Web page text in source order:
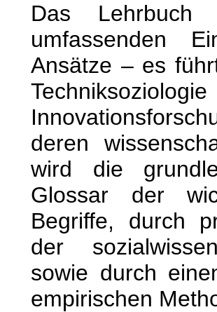
Das
umfassenden
Ansätze – es
deren
wird die
Glossar der
Begriffe, durch
der
sowie durch
empirischen